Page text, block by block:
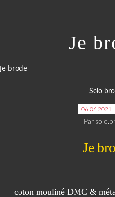
Je
Je brode
Solo
06.06.2021
Par
Je
coton mouliné DMC &